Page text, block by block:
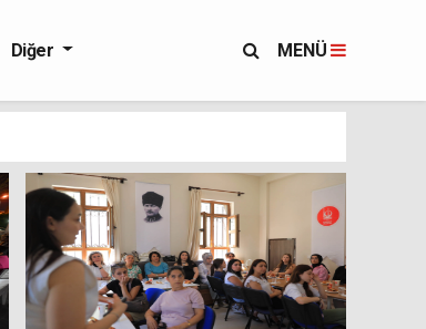
Diğer MENÜ